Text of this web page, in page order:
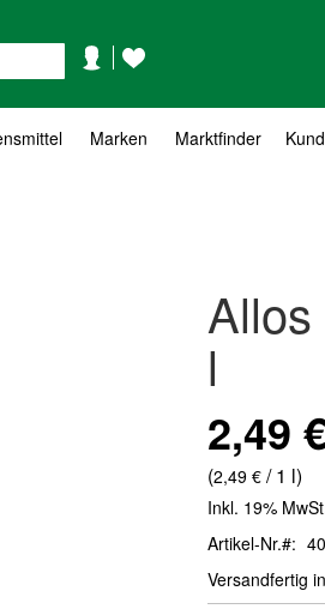
KontoWunschzettel
Marken Marktfinder
Allos
l
2,49
(2,49 €/ 1 l)
Inkl. 19%
Artikel-Nr.
Versandfertig in